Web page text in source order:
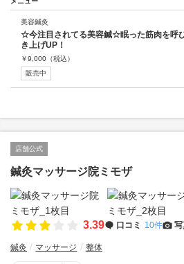
美容鍼灸
☆今注目されてる美容鍼☆眠った筋肉を呼
き上げUP！
￥9,000 （税込）
販売中
店舗公式
鍼灸マッサージ院ミモザ
3.39 口コミ 10件
鍼灸 マッサージ 整体